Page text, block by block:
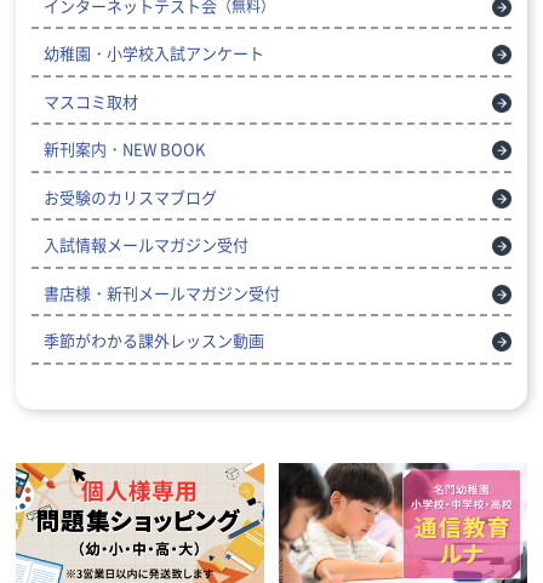
インターネットテスト会 （無料）
幼稚園・小学校入試アンケート
マスコミ取材
新刊案内・NEW BOOK
お受験のカリスマブログ
入試情報メールマガジン受付
書店様・新刊メールマガジン受付
季節がわかる課外レッスン動画